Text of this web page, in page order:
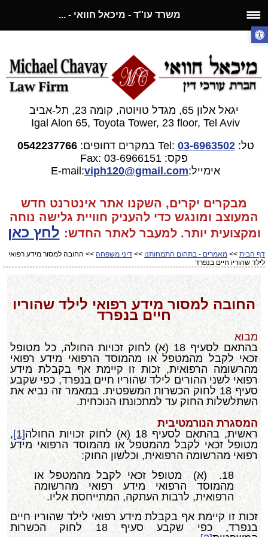
משרד עו''ד - מיכאל חוואי - ...
יגאל אלון 65, מגדל טויוטה, קומה 23, תל-אביב
Igal Alon 65, Toyota Tower, 23 floor, Tel Aviv
טל:03-6963502
Tel: במקרים דחופים:0542237766
פקס: 03-6966151
Fax:
אימייל:E-mail:
viph120@gmail.com
מבקרים יקרים, השקנו אתר אינטרנט חדש
המעוצב ומונגש כדי להעניק חוויית גלישה נוחה
ומקצועית יותר. למעבר לאתר החדש: לחץ כאן
דף הבית >> מאמרים - בתחום התמחותנו >> דיני משפחה >> החובה למסור מידע רפואי
לילד שהוריו חיים בנפרד
החובה למסור מידע רפואי לילד שהוריו
חיים בנפרד
מבוא
בהתאם לסעיף 18 (א) לחוק זכויות החולה, כל מטופל
זכאי לקבל מהמטפל או מהמוסד הרפואי מידע רפואי
מהרשומה הרפואית, זכות זו קיימת אף בקבלת מידע
רפואי לשני ההורים לילד שהוריו חיים בנפרד, כפי שקבע
סעיף 18 לחוק הכשרות המשפטית. במאמר זה נביא את
השתלשלות החוק עד למתכונתו הנוכחית.
המסגרת הנורמטיבית
ראשית, בהתאם לסעיף 18 (א) לחוק זכויות החולה
[1]
,
מטופל זכאי לקבל מהמטפל או מהמוסד הרפואי מידע
רפואי מהרשומה הרפואית, וכלשון החוק:
18. (א) מטופל זכאי לקבל מהמטפל או
מהמוסד הרפואי מידע רפואי מהרשומה
הרפואית, לרבות העתקה, המתייחסת אליו.
זכות זו קיימת אף בקבלת מידע רפואי לילד שהוריו חיים
בנפרד, כפי שקבע סעיף 18 לחוק הכשרות